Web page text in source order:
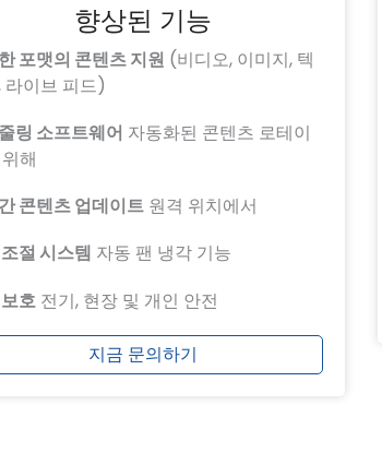
향상된 기능
포맷의 콘텐츠 지원 (비디오, 이미지, 텍
라이브 피드)
링 소프트웨어 자동화된 콘텐츠 로테이
해
콘텐츠 업데이트 원격 위치에서
절 시스템 자동 팬 냉각 기능
호 전기, 현장 및 개인 안전
지금 문의하기